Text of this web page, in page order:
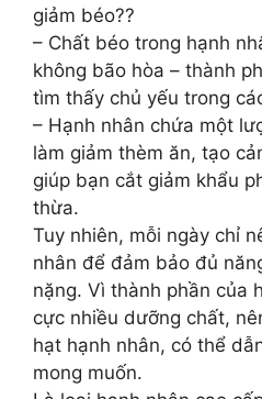
giảm béo??
– Chất béo trong hạnh
không bão hòa – thành
tìm thấy chủ yếu trong
– Hạnh nhân chứa một
làm giảm thèm ăn, tạo
giúp bạn cắt giảm khẩu
thừa.
Tuy nhiên, mỗi ngày chỉ
nhân để đảm bảo đủ
nặng. Vì thành phần của
cực nhiều dưỡng chất,
hạt hạnh nhân, có thể
mong muốn.